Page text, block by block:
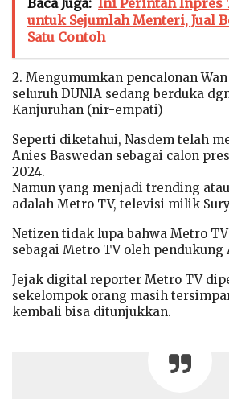
Baca Juga: Ini Perintah Inpres
untuk Sejumlah Menteri, Jual
Satu Contoh
2. Mengumumkan pencalonan
seluruh DUNIA sedang berduka
Kanjuruhan (nir-empati)
Seperti diketahui, Nasdem telah
Anies Baswedan sebagai calon
2024.
Namun yang menjadi trending
adalah Metro TV, televisi milik
Netizen tidak lupa bahwa Metro
sebagai Metro TV oleh pendukung
Jejak digital reporter Metro TV
sekelompok orang masih
kembali bisa ditunjukkan.